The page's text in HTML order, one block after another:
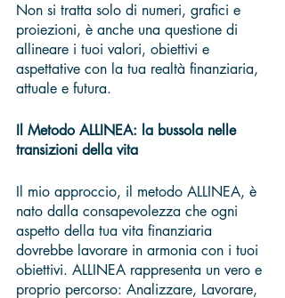
Non si tratta solo di numeri, grafici e
proiezioni, è anche una questione di
allineare i tuoi valori, obiettivi e
aspettative con la tua realtà finanziaria,
attuale e futura.
Il Metodo ALLINEA: la bussola nelle
transizioni della vita
Il mio approccio, il metodo ALLINEA, è
nato dalla consapevolezza che ogni
aspetto della tua vita finanziaria
dovrebbe lavorare in armonia con i tuoi
obiettivi. ALLINEA rappresenta un vero e
proprio percorso: Analizzare, Lavorare,